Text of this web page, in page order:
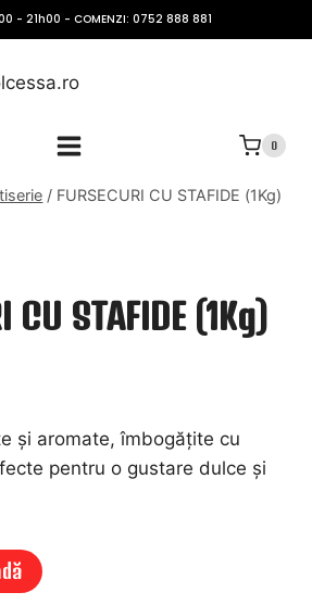
- 21h00 - COMENZI: 0752 888 881
0
/ FURSECURI CU STAFIDE (1Kg)
CU STAFIDE (1Kg)
și aromate, îmbogățite cu
pentru o gustare dulce și